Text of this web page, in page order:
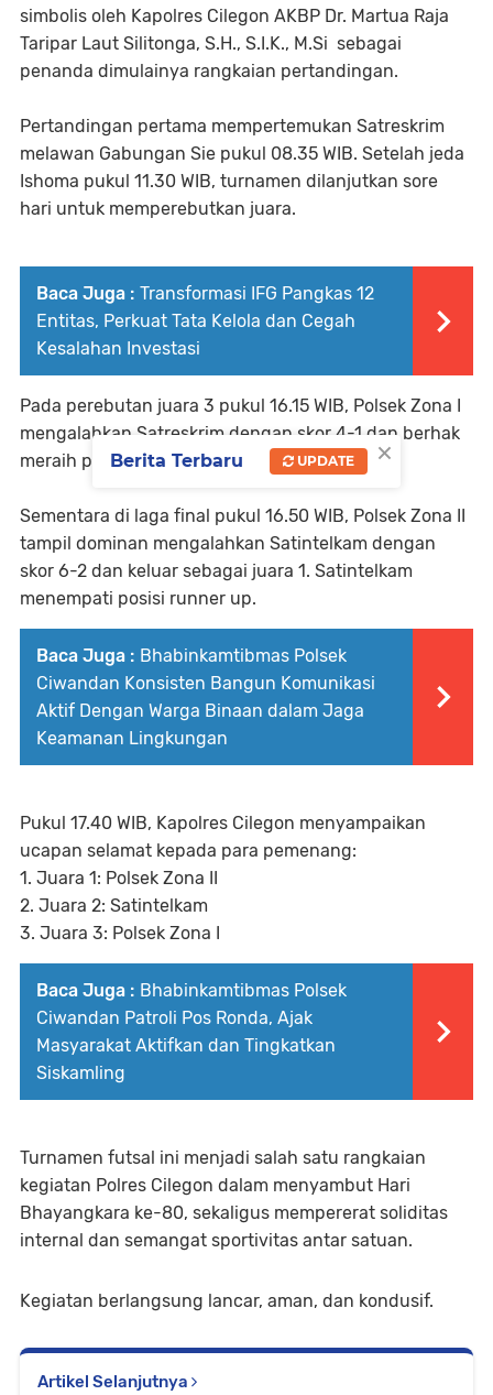
simbolis oleh Kapolres Cilegon AKBP Dr. Martua Raja
Taripar Laut Silitonga, S.H., S.I.K., M.Si sebagai
penanda dimulainya rangkaian pertandingan.
Pertandingan pertama mempertemukan Satreskrim
melawan Gabungan Sie pukul 08.35 WIB. Setelah jeda
Ishoma pukul 11.30 WIB, turnamen dilanjutkan sore
hari untuk memperebutkan juara.
Baca Juga : Transformasi IFG Pangkas 12
Entitas, Perkuat Tata Kelola dan Cegah
Kesalahan Investasi
Pada perebutan juara 3 pukul 16.15 WIB, Polsek Zona I
mengalahkan Satreskrim dengan skor 4-1 dan berhak
meraih posisi ketiga.
Sementara di laga final pukul 16.50 WIB, Polsek Zona II
tampil dominan mengalahkan Satintelkam dengan
skor 6-2 dan keluar sebagai juara 1. Satintelkam
menempati posisi runner up.
Baca Juga : Bhabinkamtibmas Polsek
Ciwandan Konsisten Bangun Komunikasi
Aktif Dengan Warga Binaan dalam Jaga
Keamanan Lingkungan
Pukul 17.40 WIB, Kapolres Cilegon menyampaikan
ucapan selamat kepada para pemenang:
1. Juara 1: Polsek Zona II
2. Juara 2: Satintelkam
3. Juara 3: Polsek Zona I
Baca Juga : Bhabinkamtibmas Polsek
Ciwandan Patroli Pos Ronda, Ajak
Masyarakat Aktifkan dan Tingkatkan
Siskamling
Turnamen futsal ini menjadi salah satu rangkaian
kegiatan Polres Cilegon dalam menyambut Hari
Bhayangkara ke-80, sekaligus mempererat soliditas
internal dan semangat sportivitas antar satuan.
Kegiatan berlangsung lancar, aman, dan kondusif.
Artikel Selanjutnya
×
Berita Terbaru UPDATE